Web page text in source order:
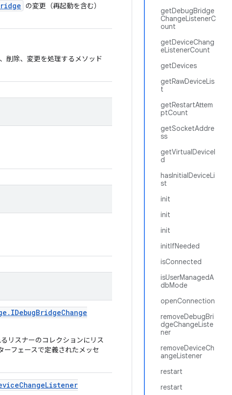
getDebugBridge
ChangeListenerC
ount
getDeviceChang
eListenerCount
getDevices
getRawDeviceLis
t
getRestartAttem
ptCount
getSocketAddre
ss
getVirtualDeviceI
d
hasInitialDeviceLi
st
init
init
init
initIfNeeded
isConnected
isUserManagedA
dbMode
openConnection
removeDebugBri
dgeChangeListe
ner
removeDeviceCh
angeListener
restart
restart
の変更（再起動を含む）
削除、変更を処理するメソッド
. IDebugBridgeChange
リスナーのコレクションにリス
ーフェースで定義されたメッセ
ChangeListener